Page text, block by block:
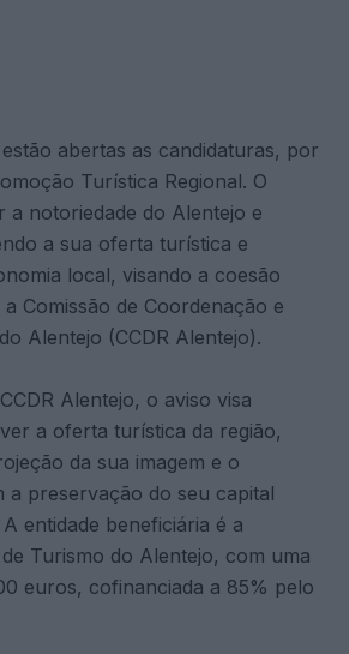
abertas as candidaturas, por
Turística Regional. O
a notoriedade do Alentejo e
a sua oferta turística e
local, visando a coesão
Comissão de Coordenação e
Alentejo (CCDR Alentejo).
Alentejo, o aviso visa
a oferta turística da região,
da sua imagem e o
a preservação do seu capital
entidade beneficiária é a
de Turismo do Alentejo, com uma
euros, cofinanciada a 85% pelo